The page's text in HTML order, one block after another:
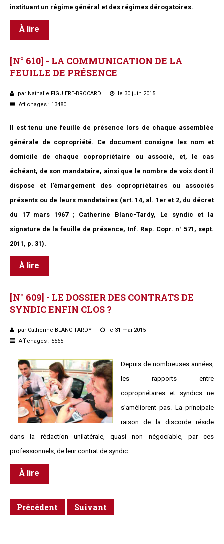
instituant un régime général et des régimes dérogatoires.
À lire
[N° 610] - LA COMMUNICATION DE LA
FEUILLE DE PRÉSENCE
par Nathalie FIGUIERE-BROCARD
le 30 juin 2015
Affichages : 13480
Il est tenu une feuille de présence lors de chaque assemblée
générale de copropriété. Ce document consigne les nom et
domicile de chaque copropriétaire ou associé, et, le cas
échéant, de son mandataire, ainsi que le nombre de voix dont il
dispose et l’émargement des copropriétaires ou associés
présents ou de leurs mandataires (art. 14, al. 1er et 2, du décret
du 17 mars 1967 ; Catherine Blanc-Tardy, Le syndic et la
signature de la feuille de présence, Inf. Rap. Copr. n° 571, sept.
2011, p. 31).
À lire
[N° 609] - LE DOSSIERDES CONTRATSDE
SYNDICENFIN CLOS ?
par Catherine BLANC-TARDY
le 31 mai 2015
Affichages : 5565
Depuis de nombreuses années,
les rapports entre
copropriétaires et syndics ne
s’améliorent pas. La principale
raison de la discorde réside
dans la rédaction unilatérale, quasi non négociable, par ces
professionnels, de leur contrat de syndic.
À lire
Précédent Suivant